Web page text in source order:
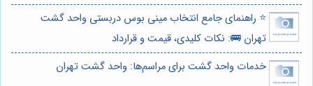
⭐️ راهنمای جامع انتخاب مینی بوس دربستی واحد گشت
تهران 🚌: نکات کلیدی، قیمت و قرارداد
خدمات واحد گشت برای مراسم‌ها: واحد گشت تهران